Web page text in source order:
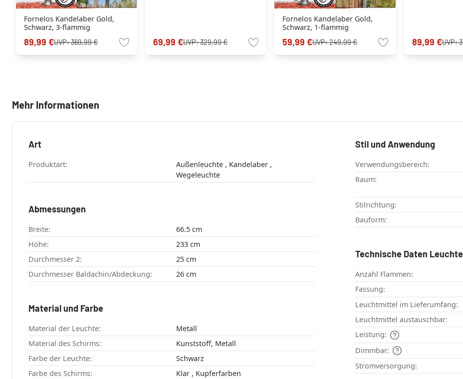
Fornelos Kandelaber Gold,
Schwarz, 3-flammig
89,99 €UVP:369,99 € 69,99 €UVP:329,99 €
Fornelos Kandelaber Gold,
Schwarz, 1-flammig
59,99 €UVP:249,99 € 89,99 €UVP:
Mehr Informationen
Art
Produktart:
Außenleuchte , Kandelaber ,
Wegeleuchte
Abmessungen
Breite:
66.5 cm
Höhe:
233 cm
Durchmesser 2:
25 cm
Durchmesser Baldachin/Abdeckung:
26 cm
Material und Farbe
Material der Leuchte:
Metall
Material des Schirms:
Kunststoff, Metall
Farbe der Leuchte:
Schwarz
Farbe des Schirms:
Klar , Kupferfarben
Stil und Anwendung
Verwendungsbereich:
Raum:
Stilrichtung:
Bauform:
Technische Daten
Anzahl Flammen:
Fassung:
Leuchtmittel im Lieferumfang:
Leuchtmittel austauschbar:
Leistung:
Dimmbar:
Stromversorgung: